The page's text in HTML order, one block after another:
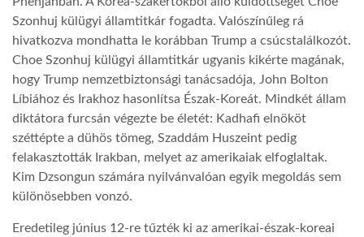
LINKTR.EE
DOBRAVERO.HU
LATIMO.HU
GLOBOBOOK
Szonhuj külügyi államtitkár fogadta. Valószínűleg rá
hivatkozva mondhatta le korábban Trump a csúcstalálkozót.
Choe Szonhuj külügyi államtitkár ugyanis kikérte magának,
hogy Trump nemzetbiztonsági tanácsadója, John Bolton
Líbiához és Irakhoz hasonlítsa Észak-Koreát. Mindkét állam
diktátora furcsán végezte be életét: Kadhafi elnököt
széttépte a dühös tömeg, Szaddám Huszeint pedig
felakasztották Irakban, melyet az amerikaiak elfoglaltak.
Kim Dzsongun számára nyilvánvalóan egyik megoldás sem
különösebben vonzó.
Eredetileg június 12-re tűzték ki az amerikai-észak-koreai